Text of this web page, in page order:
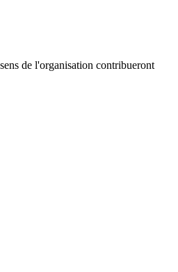
de l'organisation contribueront